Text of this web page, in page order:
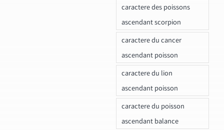
caractere des poissons
ascendant scorpion
caractere du cancer
ascendant poisson
caractere du lion
ascendant poisson
caractere du poisson
ascendant balance